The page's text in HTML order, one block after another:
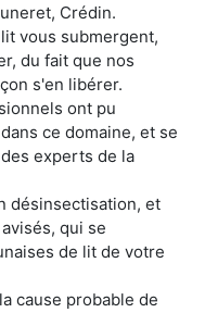
Crédin.
vous submergent,
du fait que nos
s'en libérer.
ont pu
ce domaine, et se
experts de la
désinsectisation, et
qui se
de lit de votre
cause probable de